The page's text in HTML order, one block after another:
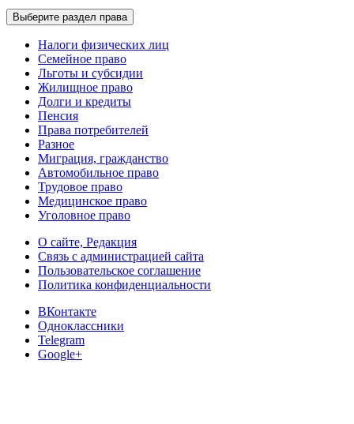
Выберите раздел права
Налоги физических лиц
Семейное право
Льготы и субсидии
Жилищное право
Долги и кредиты
Пенсия
Права потребителей
Разное
Миграция, гражданство
Автомобильное право
Трудовое право
Медицинское право
Уголовное право
О сайте, Редакция
Связь с администрацией сайта
Пользовательское соглашение
Политика конфиденциальности
ВКонтакте
Одноклассники
Telegram
Google+